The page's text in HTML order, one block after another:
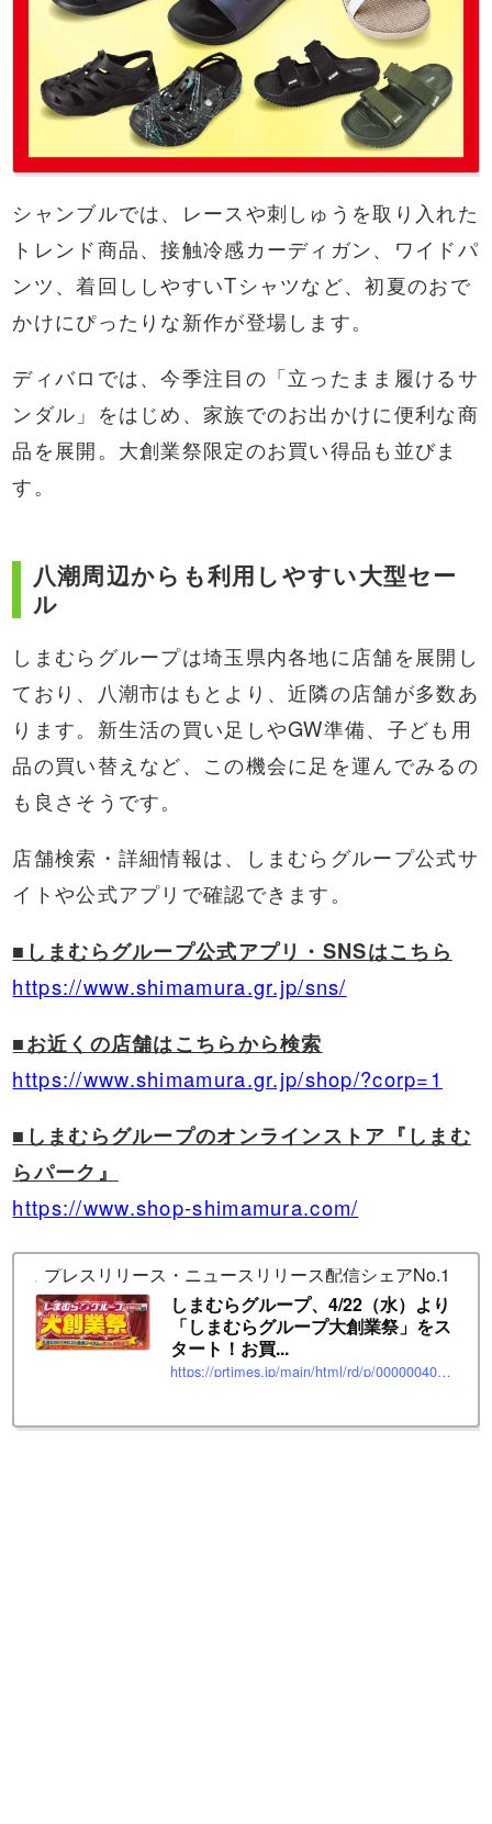
シャンブルでは、レースや刺しゅうを取り入れた
トレンド商品、接触冷感カーディガン、ワイドパ
ンツ、着回ししやすいTシャツなど、初夏のおで
かけにぴったりな新作が登場します。
ディバロでは、今季注目の「立ったまま履けるサ
ンダル」をはじめ、家族でのお出かけに便利な商
品を展開。大創業祭限定のお買い得品も並びま
す。
八潮周辺からも利用しやすい大型セー
ル
しまむらグループは埼玉県内各地に店舗を展開し
ており、八潮市はもとより、近隣の店舗が多数あ
ります。新生活の買い足しやGW準備、子ども用
品の買い替えなど、この機会に足を運んでみるの
も良さそうです。
店舗検索・詳細情報は、しまむらグループ公式サ
イトや公式アプリで確認できます。
■しまむらグループ公式アプリ・SNSはこちら
https://www.shimamura.gr.jp/sns/
■お近くの店舗はこちらから検索
https://www.shimamura.gr.jp/shop/?corp=1
■しまむらグループのオンラインストア『しまむ
らパーク』
https://www.shop-shimamura.com/
プレスリリース・ニュースリリース配信シェアNo.1｜
しまむらグループ、4/22（水）より
「しまむらグループ大創業祭」をス
タート！お買...
https://prtimes.jp/main/html/rd/p/000000403.000066095.html